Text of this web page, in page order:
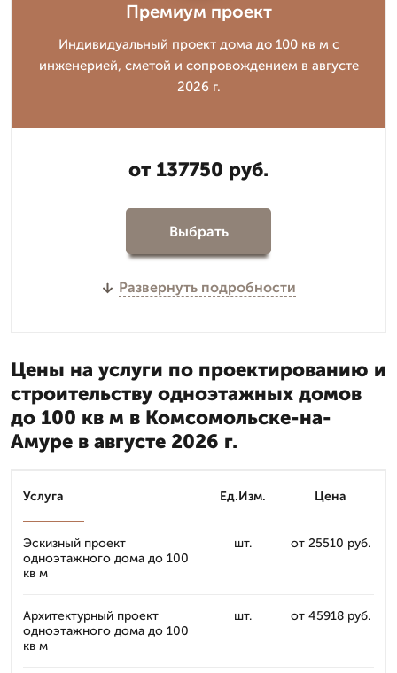
Премиум проект
Индивидуальный проект дома до 100 кв м с
инженерией, сметой и сопровождением в августе
2026 г.
от 137750 руб.
Выбрать
Развернуть подробности
Цены на услуги по проектированию и
строительству одноэтажных домов
до 100 кв м в Комсомольске-на-
Амуре в августе 2026 г.
Услуга Ед.Изм. Цена
Эскизный проект
одноэтажного дома до 100
кв м
шт. от 25510 руб.
Архитектурный проект
одноэтажного дома до 100
кв м
шт. от 45918 руб.